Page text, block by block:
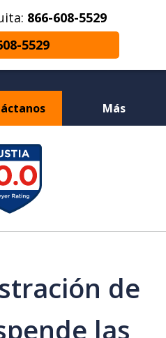
866-608-5529
5529
Más
de Coche o
¿Perdiste a un
Muerte Injusta?
de
las